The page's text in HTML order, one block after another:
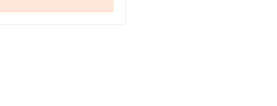
con la información de la